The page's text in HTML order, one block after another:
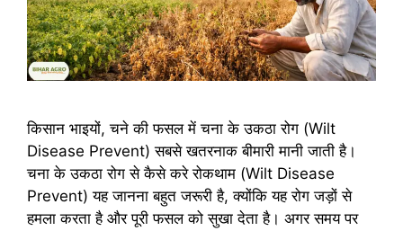
किसान भाइयों, चने की फसल में चना के उकठा रोग (Wilt
Disease Prevent) सबसे खतरनाक बीमारी मानी जाती है।
चना के उकठा रोग से कैसे करे रोकथाम (Wilt Disease
Prevent) यह जानना बहुत जरूरी है, क्योंकि यह रोग जड़ों से
हमला करता है और पूरी फसल को सुखा देता है। अगर समय पर